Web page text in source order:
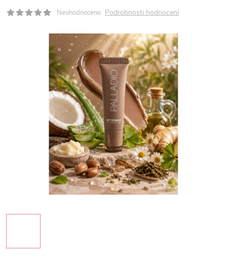
Neohodnoceno Podrobnosti hodnocení